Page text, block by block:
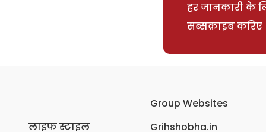
हर जानकारी के
सब्सक्राइब करिए
लाइफ स्टाइल
Group Websites
Grihshobha.in